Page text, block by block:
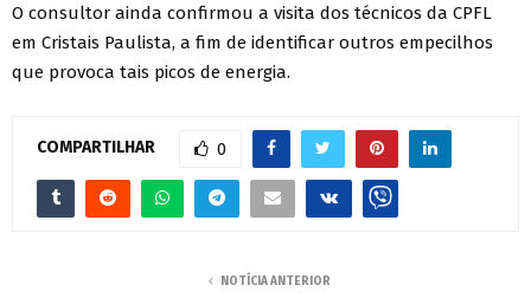
O consultor ainda confirmou a visita dos técnicos da CPFL
em Cristais Paulista, a fim de identificar outros empecilhos
que provoca tais picos de energia.
COMPARTILHAR 0
NOTÍCIA ANTERIOR